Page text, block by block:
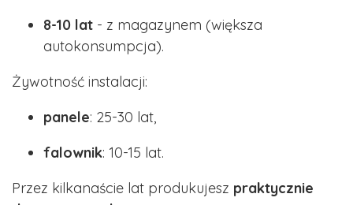
8-10 lat - z magazynem (większa
autokonsumpcja).
Żywotność instalacji:
panele: 25-30 lat,
falownik: 10-15 lat.
Przez kilkanaście lat produkujesz praktycznie